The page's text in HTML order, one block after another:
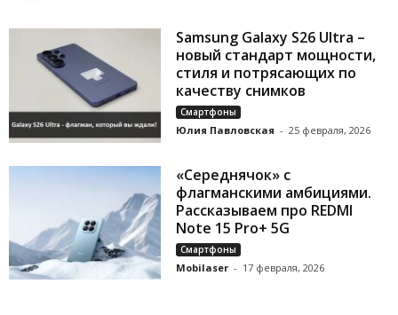
Samsung Galaxy S26 Ultra –
новый стандарт мощности,
стиля и потрясающих по
качеству снимков
Смартфоны
Юлия Павловская - 25 февраля, 2026
«Cереднячок» с
флагманскими амбициями.
Рассказываем про REDMI
Note 15 Pro+ 5G
Смартфоны
Mobilaser - 17 февраля, 2026